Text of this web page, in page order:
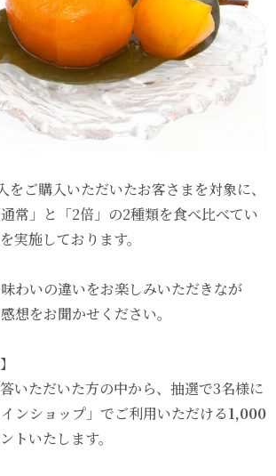
ご購入いただいたお客さまを対象に、
常」と「2倍」の2種類を食べ比べてい
実施しております。
わいの違いをお楽しみいただきなが
想をお聞かせください。
いただいた方の中から、抽選で3名様に
ンショップ」でご利用いただける1,000
トいたします。